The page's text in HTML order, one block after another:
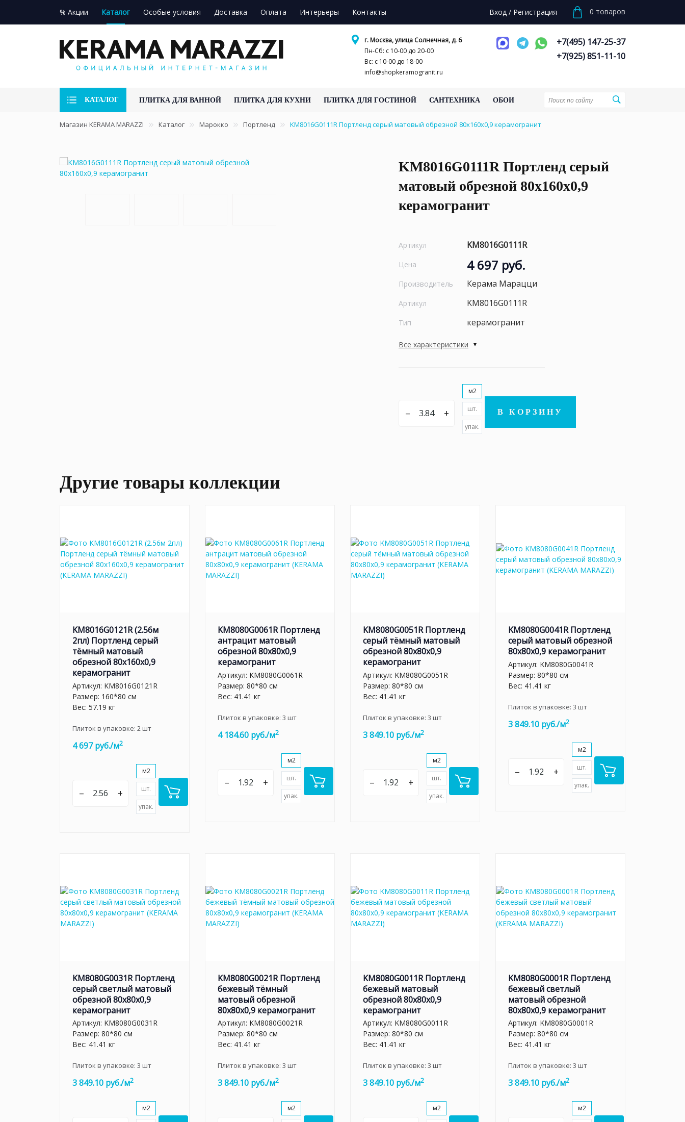
% Акции Каталог Особые условия Доставка Оплата Интерьеры Контакты Вход / Регистрация 0 товаров
г. Москва, улица Солнечная, д. 6
Пн-Сб: с 10-00 до 20-00
Вс: с 10-00 до 18-00
info@shopkeramogranit.ru
+7(495) 147-25-37
+7(925) 851-11-10
КАТАЛОГ ПЛИТКА ДЛЯ ВАННОЙ ПЛИТКА ДЛЯ КУХНИ ПЛИТКА ДЛЯ ГОСТИНОЙ САНТЕХНИКА ОБОИ
Магазин KERAMA MARAZZI Каталог Марокко Портленд KM8016G0111R Портленд серый матовый обрезной 80x160x0,9 керамогранит
KM8016G0111R Портленд серый
матовый обрезной 80x160x0,9
керамогранит
Артикул KM8016G0111R
Цена 4 697 руб.
Производитель Керама Марацци
Артикул KM8016G0111R
Тип керамогранит
Все характеристики
– +
м2
шт.
упак.
В КОРЗИНУ
Другие товары коллекции
KM8016G0121R (2.56м
2пл) Портленд серый
тёмный матовый
обрезной 80x160x0,9
керамогранит
Артикул: KM8016G0121R
Размер: 160*80 см
Вес: 57.19 кг
Плиток в упаковке: 2 шт
4 697 руб./м2
– +
м2
шт.
упак.
KM8080G0061R Портленд
антрацит матовый
обрезной 80x80x0,9
керамогранит
Артикул: KM8080G0061R
Размер: 80*80 см
Вес: 41.41 кг
Плиток в упаковке: 3 шт
4 184.60 руб./м2
– +
м2
шт.
упак.
KM8080G0051R Портленд
серый тёмный матовый
обрезной 80x80x0,9
керамогранит
Артикул: KM8080G0051R
Размер: 80*80 см
Вес: 41.41 кг
Плиток в упаковке: 3 шт
3 849.10 руб./м2
– +
м2
шт.
упак.
KM8080G0041R Портленд
серый матовый обрезной
80x80x0,9 керамогранит
Артикул: KM8080G0041R
Размер: 80*80 см
Вес: 41.41 кг
Плиток в упаковке: 3 шт
3 849.10 руб./м2
– +
м2
шт.
упак.
KM8080G0031R Портленд
серый светлый матовый
обрезной 80x80x0,9
керамогранит
Артикул: KM8080G0031R
Размер: 80*80 см
Вес: 41.41 кг
Плиток в упаковке: 3 шт
3 849.10 руб./м2
м2
KM8080G0021R Портленд
бежевый тёмный
матовый обрезной
80x80x0,9 керамогранит
Артикул: KM8080G0021R
Размер: 80*80 см
Вес: 41.41 кг
Плиток в упаковке: 3 шт
3 849.10 руб./м2
м2
KM8080G0011R Портленд
бежевый матовый
обрезной 80x80x0,9
керамогранит
Артикул: KM8080G0011R
Размер: 80*80 см
Вес: 41.41 кг
Плиток в упаковке: 3 шт
3 849.10 руб./м2
м2
KM8080G0001R Портленд
бежевый светлый
матовый обрезной
80x80x0,9 керамогранит
Артикул: KM8080G0001R
Размер: 80*80 см
Вес: 41.41 кг
Плиток в упаковке: 3 шт
3 849.10 руб./м2
м2